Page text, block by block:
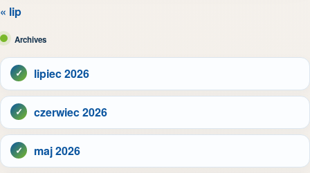
« lip
Archives
lipiec 2026
czerwiec 2026
maj 2026